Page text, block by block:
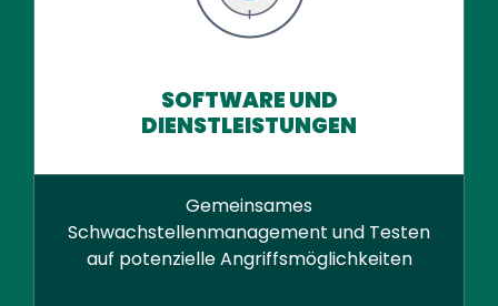
SOFTWARE UND
DIENSTLEISTUNGEN
Gemeinsames
Schwachstellenmanagement und Testen
auf potenzielle Angriffsmöglichkeiten